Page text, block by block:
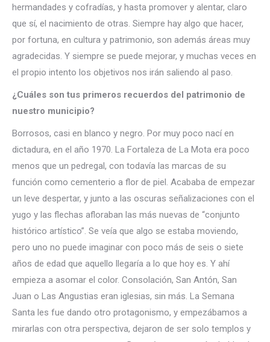
hermandades y cofradías, y hasta promover y alentar, claro
que sí, el nacimiento de otras. Siempre hay algo que hacer,
por fortuna, en cultura y patrimonio, son además áreas muy
agradecidas. Y siempre se puede mejorar, y muchas veces en
el propio intento los objetivos nos irán saliendo al paso.
¿Cuáles son tus primeros recuerdos del patrimonio de
nuestro municipio?
Borrosos, casi en blanco y negro. Por muy poco nací en
dictadura, en el año 1970. La Fortaleza de La Mota era poco
menos que un pedregal, con todavía las marcas de su
función como cementerio a flor de piel. Acababa de empezar
un leve despertar, y junto a las oscuras señalizaciones con el
yugo y las flechas afloraban las más nuevas de “conjunto
histórico artístico”. Se veía que algo se estaba moviendo,
pero uno no puede imaginar con poco más de seis o siete
años de edad que aquello llegaría a lo que hoy es. Y ahí
empieza a asomar el color. Consolación, San Antón, San
Juan o Las Angustias eran iglesias, sin más. La Semana
Santa les fue dando otro protagonismo, y empezábamos a
mirarlas con otra perspectiva, dejaron de ser solo templos y